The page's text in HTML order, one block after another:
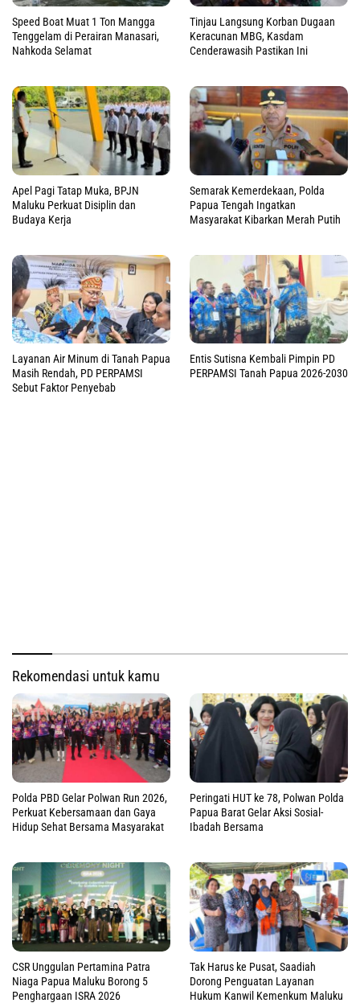
Speed Boat Muat 1 Ton Mangga
Tenggelam di Perairan Manasari,
Nahkoda Selamat
Tinjau Langsung Korban Dugaan
Keracunan MBG, Kasdam
Cenderawasih Pastikan Ini
Apel Pagi Tatap Muka, BPJN
Maluku Perkuat Disiplin dan
Budaya Kerja
Semarak Kemerdekaan, Polda
Papua Tengah Ingatkan
Masyarakat Kibarkan Merah Putih
Layanan Air Minum di Tanah Papua
Masih Rendah, PD PERPAMSI
Sebut Faktor Penyebab
Entis Sutisna Kembali Pimpin PD
PERPAMSI Tanah Papua 2026-2030
Rekomendasi untuk kamu
Polda PBD Gelar Polwan Run 2026,
Perkuat Kebersamaan dan Gaya
Hidup Sehat Bersama Masyarakat
Peringati HUT ke 78, Polwan Polda
Papua Barat Gelar Aksi Sosial-
Ibadah Bersama
CSR Unggulan Pertamina Patra
Niaga Papua Maluku Borong 5
Penghargaan ISRA 2026
Tak Harus ke Pusat, Saadiah
Dorong Penguatan Layanan
Hukum Kanwil Kemenkum Maluku